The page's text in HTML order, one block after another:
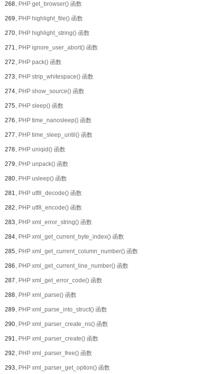
268、PHP get_browser() 函数
269、PHP highlight_file() 函数
270、PHP highlight_string() 函数
271、PHP ignore_user_abort() 函数
272、PHP pack() 函数
273、PHP strip_whitespace() 函数
274、PHP show_source() 函数
275、PHP sleep() 函数
276、PHP time_nanosleep() 函数
277、PHP time_sleep_until() 函数
278、PHP uniqid() 函数
279、PHP unpack() 函数
280、PHP usleep() 函数
281、PHP utf8_decode() 函数
282、PHP utf8_encode() 函数
283、PHP xml_error_string() 函数
284、PHP xml_get_current_byte_index() 函数
285、PHP xml_get_current_column_number() 函数
286、PHP xml_get_current_line_number() 函数
287、PHP xml_get_error_code() 函数
288、PHP xml_parse() 函数
289、PHP xml_parse_into_struct() 函数
290、PHP xml_parser_create_ns() 函数
291、PHP xml_parser_create() 函数
292、PHP xml_parser_free() 函数
293、PHP xml_parser_get_option() 函数